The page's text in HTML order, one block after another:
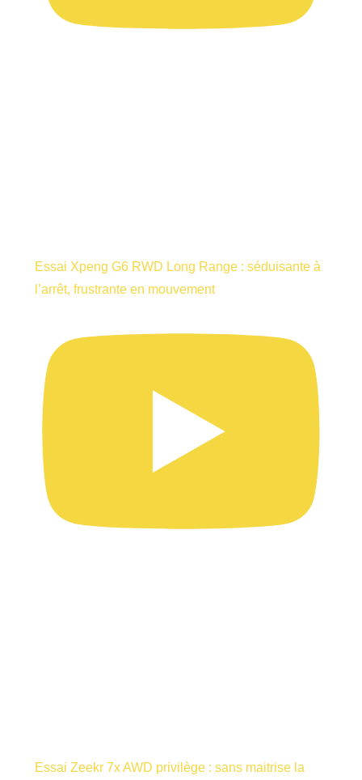
Essai Xpeng G6 RWD Long Range : séduisante à
l’arrêt, frustrante en mouvement
Essai Zeekr 7x AWD privilège : sans maitrise la